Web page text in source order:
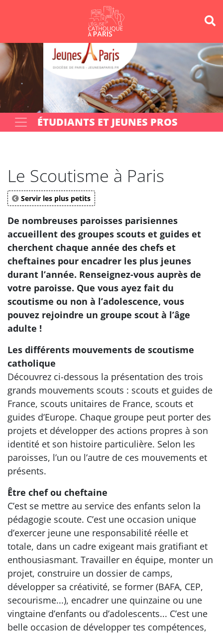
Votre recherche OK
ÉTUDIANTS ET JEUNES PROS
Le Scoutisme à Paris
Servir les plus petits
De nombreuses paroisses parisiennes
accueillent des groupes scouts et guides et
cherchent chaque année des chefs et
cheftaines pour encadrer les plus jeunes
durant l’année. Renseignez-vous auprès de
votre paroisse. Que vous ayez fait du
scoutisme ou non à l’adolescence, vous
pouvez rejoindre un groupe scout à l’âge
adulte !
Les différents mouvements de scoutisme
catholique
Découvrez ci-dessous la présentation des trois
grands mouvements scouts : scouts et guides de
France, scouts unitaires de France, scouts et
guides d’Europe. Chaque groupe peut porter des
projets et développer des actions propres à son
identité et son histoire particulière. Selon les
paroisses, l’un ou l’autre de ces mouvements et
présents.
Être chef ou cheftaine
C’est se mettre au service des enfants selon la
pédagogie scoute. C’est une occasion unique
d’exercer jeune une responsabilité réelle et
totale, dans un cadre exigeant mais gratifiant et
enthousiasmant. Travailler en équipe, monter un
projet, construire un dossier de camps,
développer sa créativité, se former (BAFA, CEP,
secourisme...), encadrer une quinzaine ou une
vingtaine d’enfants ou d’adolescents... C’est une
belle occasion de développer tes compétences,
Panneau de gestion des cookies